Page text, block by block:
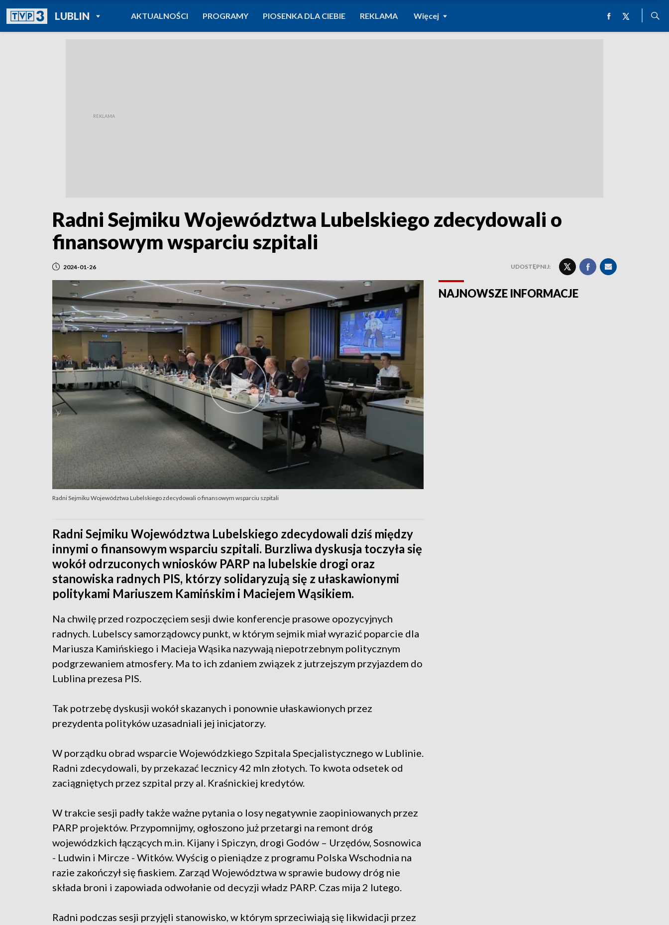
LUBLINPOWRÓT DO
TVP REGIONY
AKTUALNOŚCI PROGRAMY PIOSENKA DLA CIEBIE REKLAMA Więcej
Radni Sejmiku Województwa Lubelskiego zdecydowali o
finansowym wsparciu szpitali
2024-01-26 UDOSTĘPNIJ:
Radni Sejmiku Województwa Lubelskiego zdecydowali o finansowym wsparciu szpitali
Radni Sejmiku Województwa Lubelskiego zdecydowali dziś między
innymi o finansowym wsparciu szpitali. Burzliwa dyskusja toczyła się
wokół odrzuconych wniosków PARP na lubelskie drogi oraz
stanowiska radnych PIS, którzy solidaryzują się z ułaskawionymi
politykami Mariuszem Kamińskim i Maciejem Wąsikiem.
Na chwilę przed rozpoczęciem sesji dwie konferencje prasowe opozycyjnych
radnych. Lubelscy samorządowcy punkt, w którym sejmik miał wyrazić poparcie dla
Mariusza Kamińskiego i Macieja Wąsika nazywają niepotrzebnym politycznym
podgrzewaniem atmosfery. Ma to ich zdaniem związek z jutrzejszym przyjazdem do
Lublina prezesa PIS.
Tak potrzebę dyskusji wokół skazanych i ponownie ułaskawionych przez
prezydenta polityków uzasadniali jej inicjatorzy.
W porządku obrad wsparcie Wojewódzkiego Szpitala Specjalistycznego w Lublinie.
Radni zdecydowali, by przekazać lecznicy 42 mln złotych. To kwota odsetek od
zaciągniętych przez szpital przy al. Kraśnickiej kredytów.
W trakcie sesji padły także ważne pytania o losy negatywnie zaopiniowanych przez
PARP projektów. Przypomnijmy, ogłoszono już przetargi na remont dróg
wojewódzkich łączących m.in. Kijany i Spiczyn, drogi Godów – Urzędów, Sosnowica
- Ludwin i Mircze - Witków. Wyścig o pieniądze z programu Polska Wschodnia na
razie zakończył się fiaskiem. Zarząd Województwa w sprawie budowy dróg nie
składa broni i zapowiada odwołanie od decyzji władz PARP. Czas mija 2 lutego.
Radni podczas sesji przyjęli stanowisko, w którym sprzeciwiają się likwidacji przez
NAJNOWSZE INFORMACJE